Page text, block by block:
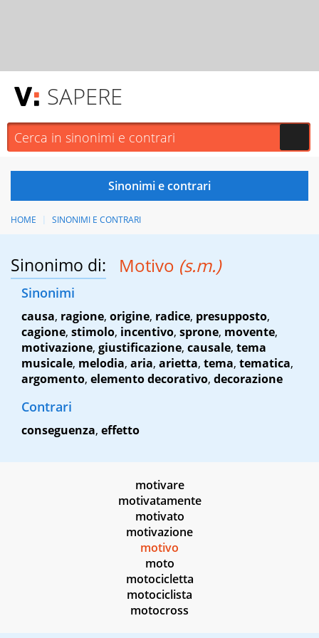
SAPERE
HOME SINONIMI E CONTRARI
Sinonimo di: Motivo (s.m.)
Sinonimi
causa, ragione, origine, radice, presupposto,
cagione, stimolo, incentivo, sprone, movente,
motivazione, giustificazione, causale, tema
musicale, melodia, aria, arietta, tema, tematica,
argomento, elemento decorativo, decorazione
Contrari
conseguenza, effetto
motivare
motivatamente
motivato
motivazione
motivo
moto
motocicletta
motociclista
motocross